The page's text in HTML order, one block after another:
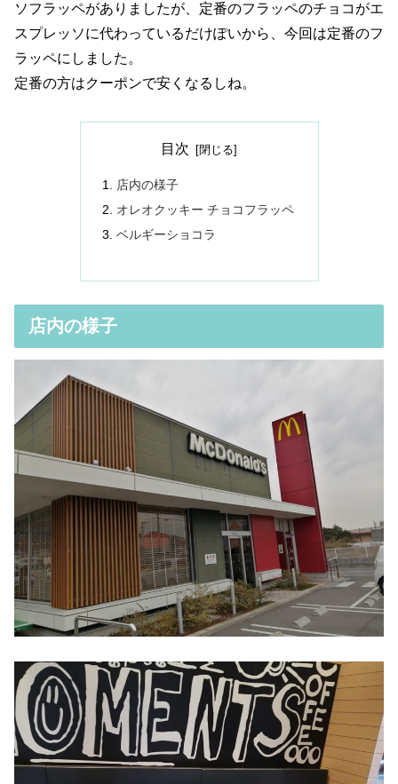
ソフラッペがありましたが、定番のフラッペのチョコがエ
スプレッソに代わっているだけぽいから、今回は定番のフ
ラッペにしました。
定番の方はクーポンで安くなるしね。
目次
店内の様子
オレオクッキー チョコフラッペ
ベルギーショコラ
店内の様子